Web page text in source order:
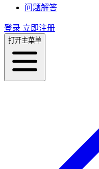
问题解答
登录 立即注册
打开主菜单